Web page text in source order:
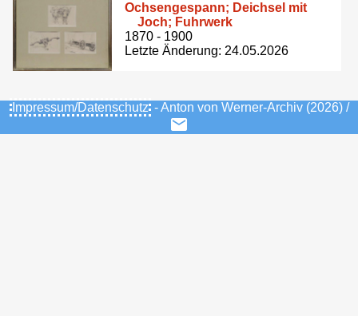
Ochsengespann; Deichsel mit
Joch; Fuhrwerk
1870 - 1900
Letzte Änderung: 24.05.2026
Impressum/Datenschutz - Anton von Werner-Archiv (2026) /